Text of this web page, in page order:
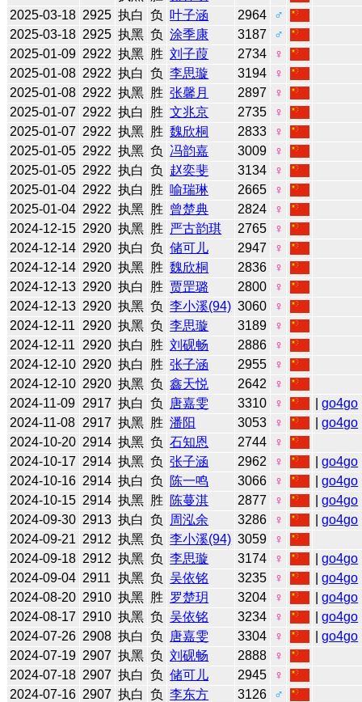
2025-03-18 2925 执白 负 叶子涵 2964
♂
2025-03-18 2925 执黑 负 涂季康 3187
♂
2025-01-09 2922 执黑 胜 刘子葭 2734
♀
2025-01-08 2922 执白 负 李思璇 3194
♀
2025-01-08 2922 执黑 胜 张馨月 2897
♀
2025-01-07 2922 执白 胜 文兆京 2735
♀
2025-01-07 2922 执黑 胜 魏欣桐 2833
♀
2025-01-05 2922 执黑 负 冯韵嘉 3009
♀
2025-01-05 2922 执白 负 赵奕斐 3134
♀
2025-01-04 2922 执白 胜 喻瑞琳 2665
♀
2025-01-04 2922 执黑 胜 曾楚典 2824
♀
2024-12-15 2920 执黑 胜 严古韵琪 2765
♀
2024-12-14 2920 执白 负 储可儿 2947
♀
2024-12-14 2920 执黑 胜 魏欣桐 2836
♀
2024-12-13 2920 执白 胜 贾罡璐 2800
♀
2024-12-13 2920 执黑 负 李小溪(94) 3060
♀
2024-12-11
2920 执黑 负 李思璇 3189
♀
2024-12-11
2920 执白 胜 刘砚畅 2886
♀
2024-12-10 2920 执白 胜 张子涵 2955
♀
2024-12-10 2920 执黑 负 鑫天悦 2642
♀
2024-11-09 2917 执白 负 唐嘉雯 3310 ♀ |go4go
2024-11-08 2917 执黑 胜 潘阳 3053 ♀ |go4go
2024-10-20 2914 执黑 负 石知恩 2744
♀
2024-10-17 2914 执黑 负 张子涵 2962 ♀ |go4go
2024-10-16 2914 执白 负 陈一鸣 3066 ♀ |go4go
2024-10-15 2914 执黑 胜 陈蔓淇 2877 ♀ |go4go
2024-09-30 2913 执白 负 周泓余 3286 ♀ |go4go
2024-09-21 2912 执黑 负 李小溪(94) 3059
♀
2024-09-18 2912 执黑 负 李思璇 3174 ♀ |go4go
2024-09-04 2911 执黑 负 吴依铭 3235 ♀ |go4go
2024-08-20 2910 执黑 胜 罗楚玥 3204 ♀ |go4go
2024-08-17 2910 执黑 负 吴依铭 3234 ♀ |go4go
2024-07-26 2908 执白 负 唐嘉雯 3304 ♀ |go4go
2024-07-19 2907 执黑 负 刘砚畅 2888
♀
2024-07-18 2907 执白 负 储可儿 2945
♀
2024-07-16 2907 执白 负 李东方 3126
♂